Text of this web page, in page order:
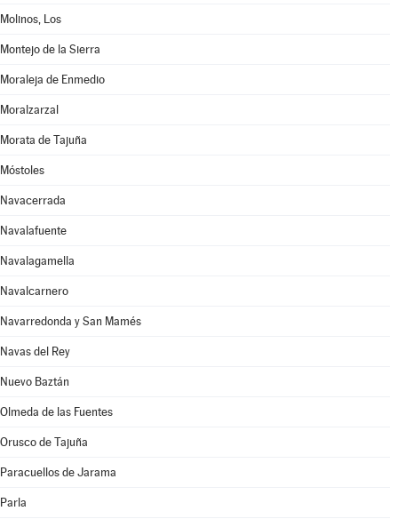
Molinos, Los
Montejo de la Sierra
Moraleja de Enmedio
Moralzarzal
Morata de Tajuña
Móstoles
Navacerrada
Navalafuente
Navalagamella
Navalcarnero
Navarredonda y San Mamés
Navas del Rey
Nuevo Baztán
Olmeda de las Fuentes
Orusco de Tajuña
Paracuellos de Jarama
Parla